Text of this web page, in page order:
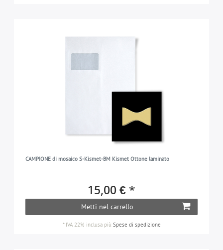
CAMPIONE di mosaico S-Kismet-BM Kismet Ottone laminato
15,00 € *
Metti nel carrello
* IVA 22% inclusapiù Spese di spedizione